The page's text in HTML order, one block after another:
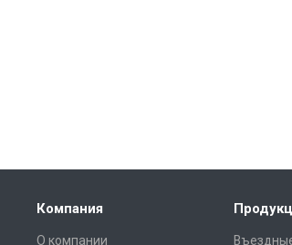
Компания
О компании